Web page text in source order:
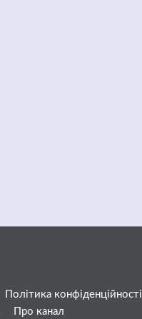
Політика конфіденційності
Про канал